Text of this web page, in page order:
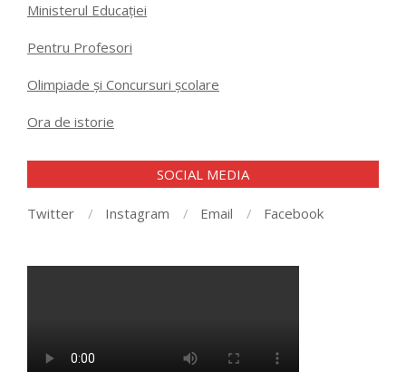
Ministerul Educației
Pentru Profesori
Olimpiade și Concursuri școlare
Ora de istorie
SOCIAL MEDIA
Twitter Instagram Email Facebook